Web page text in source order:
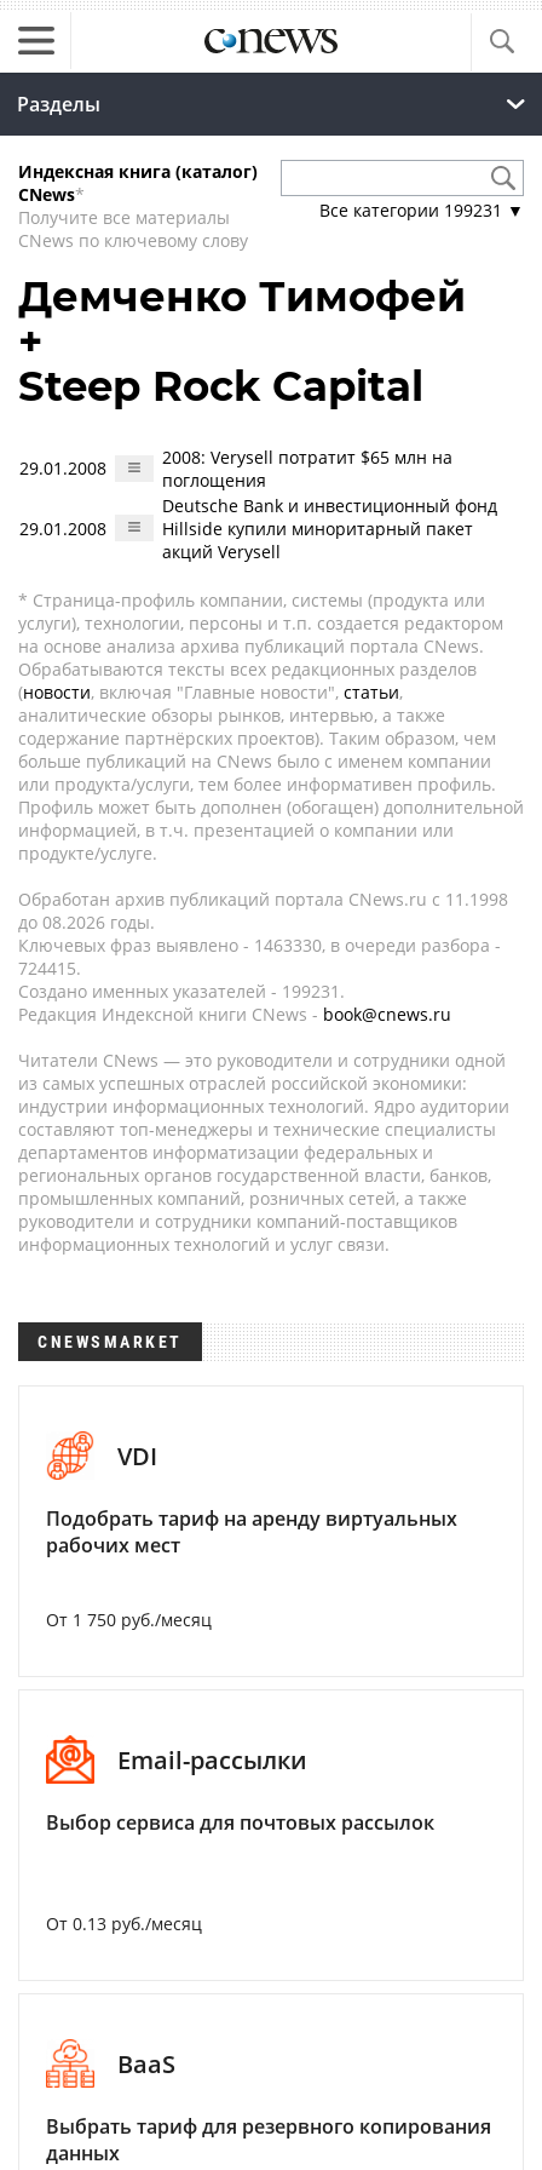
Разделы
Индексная книга (каталог)
CNews*
Получите все материалы
CNews по ключевому слову
Все категории 199231 ▼
Демченко Тимофей
+
Steep Rock Capital
29.01.2008
2008: Verysell потратит $65 млн на
поглощения
29.01.2008
Deutsche Bank и инвестиционный фонд
Hillside купили миноритарный пакет
акций Verysell
* Страница-профиль компании, системы (продукта или
услуги), технологии, персоны и т.п. создается редактором
на основе анализа архива публикаций портала CNews.
Обрабатываются тексты всех редакционных разделов
(новости, включая "Главные новости", статьи,
аналитические обзоры рынков, интервью, а также
содержание партнёрских проектов). Таким образом, чем
больше публикаций на CNews было с именем компании
или продукта/услуги, тем более информативен профиль.
Профиль может быть дополнен (обогащен) дополнительной
информацией, в т.ч. презентацией о компании или
продукте/услуге.
Обработан архив публикаций портала CNews.ru c 11.1998
до 08.2026 годы.
Ключевых фраз выявлено - 1463330, в очереди разбора -
724415.
Создано именных указателей - 199231.
Редакция Индексной книги CNews - book@cnews.ru
Читатели CNews — это руководители и сотрудники одной
из самых успешных отраслей российской экономики:
индустрии информационных технологий. Ядро аудитории
составляют топ-менеджеры и технические специалисты
департаментов информатизации федеральных и
региональных органов государственной власти, банков,
промышленных компаний, розничных сетей, а также
руководители и сотрудники компаний-поставщиков
информационных технологий и услуг связи.
CNEWSMARKET
VDI
Подобрать тариф на аренду виртуальных
рабочих мест
От 1 750 руб./месяц
Email-рассылки
Выбор сервиса для почтовых рассылок
От 0.13 руб./месяц
BaaS
Выбрать тариф для резервного копирования
данных